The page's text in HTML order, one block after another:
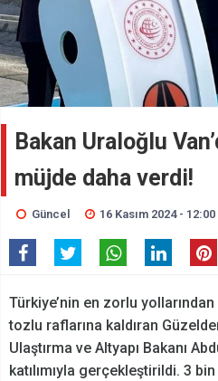
Bakan Uraloğlu
müjde daha verdi!
Güncel 16 Kasım 2024 - 12:00
Türkiye’nin en zorlu
tozlu raflarına kaldıran
Ulaştırma ve Altyapı Bakanı
katılımıyla gerçekleştirildi. 3